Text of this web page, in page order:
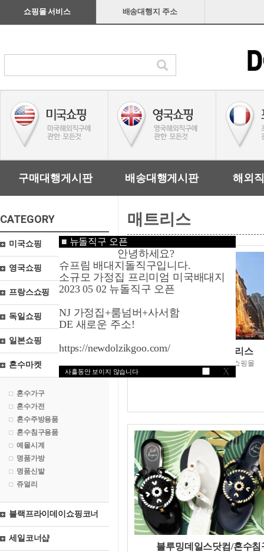
■ 뉴돌직구 오픈
안녕하세요?
슈프림 배대지돌직구입니다.
소규모 가정집 프리미엄 미국배대지
2023 05 02 뉴돌직구 오픈
NJ 가정집+룸넘버+사서함
DE 새로운 주소!
https://newdolzikgoo.com/
사흘동안 보이지 않습니다 X
쇼핑몰 서비스 배송대행지 주소
구매대행게시판 배송대행게시판 해외
CATEGORY
미국쇼핑
영국쇼핑
프랑스쇼핑
독일쇼핑
일본쇼핑
혼수마켓
혼수가구
혼수가전
혼수주방용품
혼수침구용품
예물시계
명품가방
명품신발
쥬얼리
블랙프라이데이쇼핑코너
세일코너샵
매트리스
메이시스닷컴/매트리스
미국최대매장보유백화점쇼핑몰
블루밍데일스닷컴/혼수침